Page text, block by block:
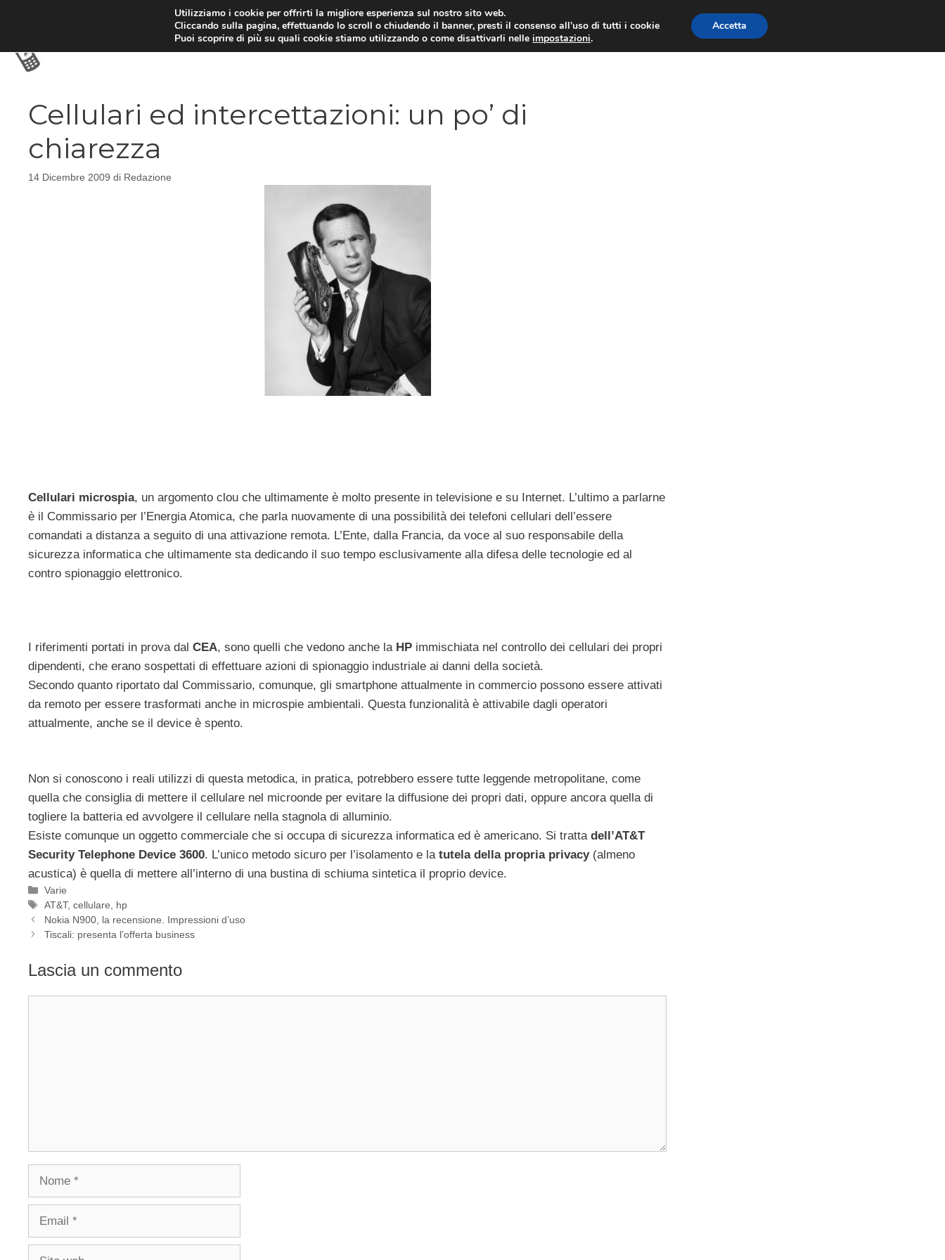
TARIFFE E PROMOZIONI
Cellulari ed intercettazioni: un po’ di
chiarezza
14 Dicembre 2009 di Redazione
Cellulari microspia, un argomento clou che ultimamente è molto presente in televisione e su Internet. L’ultimo a parlarne
è il Commissario per l’Energia Atomica, che parla nuovamente di una possibilità dei telefoni cellulari dell’essere
comandati a distanza a seguito di una attivazione remota. L’Ente, dalla Francia, da voce al suo responsabile della
sicurezza informatica che ultimamente sta dedicando il suo tempo esclusivamente alla difesa delle tecnologie ed al
contro spionaggio elettronico.
I riferimenti portati in prova dal CEA, sono quelli che vedono anche la HP immischiata nel controllo dei cellulari dei propri
dipendenti, che erano sospettati di effettuare azioni di spionaggio industriale ai danni della società.
Secondo quanto riportato dal Commissario, comunque, gli smartphone attualmente in commercio possono essere attivati
da remoto per essere trasformati anche in microspie ambientali. Questa funzionalità è attivabile dagli operatori
attualmente, anche se il device è spento.
Non si conoscono i reali utilizzi di questa metodica, in pratica, potrebbero essere tutte leggende metropolitane, come
quella che consiglia di mettere il cellulare nel microonde per evitare la diffusione dei propri dati, oppure ancora quella di
togliere la batteria ed avvolgere il cellulare nella stagnola di alluminio.
Esiste comunque un oggetto commerciale che si occupa di sicurezza informatica ed è americano. Si tratta dell’AT&T
Security Telephone Device 3600. L’unico metodo sicuro per l’isolamento e la tutela della propria privacy(almeno
acustica) è quella di mettere all’interno di una bustina di schiuma sintetica il proprio device.
Categorie
Varie
Tag
AT&T,cellulare
hp
Nokia N900, la recensione. Impressioni d’uso
Tiscali: presenta l’offerta business
Lascia un commento
Utilizziamo i cookie per offrirti la migliore esperienza sul nostro sito web.
Cliccando sulla pagina, effettuando lo scroll o chiudendo il banner, presti il consenso all’uso di tutti i cookie
Puoi scoprire di più su quali cookie stiamo utilizzando o come disattivarli nelleimpostazioni.
Accetta